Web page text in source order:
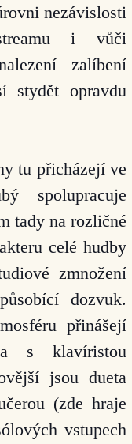
nezávislosti
i vůči
zalíbení
stydět opravdu
tu přicházejí ve
spolupracuje
tady na rozličné
celé hudby
zmnožení
dozvuk.
přinášejí
s klavíristou
jsou dueta
(zde hraje
vstupech